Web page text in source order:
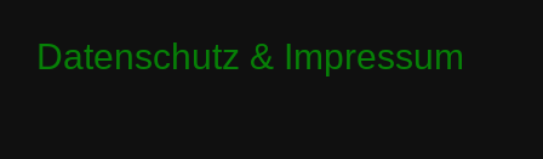
Datenschutz & Impressum